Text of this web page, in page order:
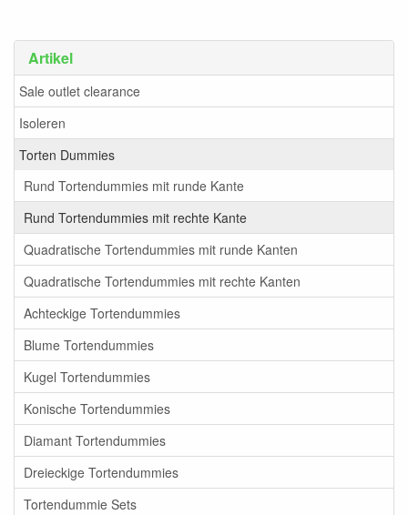
Artikel
Sale outlet clearance
Isoleren
Torten Dummies
Rund Tortendummies mit runde Kante
Rund Tortendummies mit rechte Kante
Quadratische Tortendummies mit runde Kanten
Quadratische Tortendummies mit rechte Kanten
Achteckige Tortendummies
Blume Tortendummies
Kugel Tortendummies
Konische Tortendummies
Diamant Tortendummies
Dreieckige Tortendummies
Tortendummie Sets